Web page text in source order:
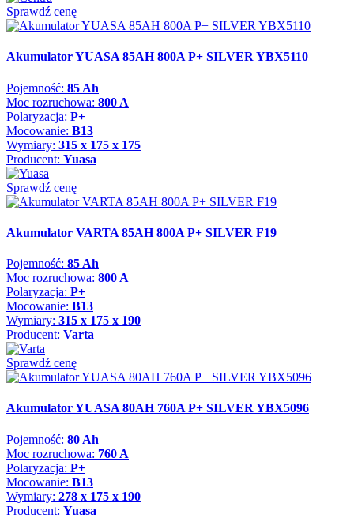
Sprawdź cenę
Akumulator YUASA 85AH 800A P+ SILVER YBX5110
Pojemność: 85 Ah
Moc rozruchowa: 800 A
Polaryzacja: P+
Mocowanie: B13
Wymiary: 315 x 175 x 175
Producent: Yuasa
Sprawdź cenę
Akumulator VARTA 85AH 800A P+ SILVER F19
Pojemność: 85 Ah
Moc rozruchowa: 800 A
Polaryzacja: P+
Mocowanie: B13
Wymiary: 315 x 175 x 190
Producent: Varta
Sprawdź cenę
Akumulator YUASA 80AH 760A P+ SILVER YBX5096
Pojemność: 80 Ah
Moc rozruchowa: 760 A
Polaryzacja: P+
Mocowanie: B13
Wymiary: 278 x 175 x 190
Producent: Yuasa